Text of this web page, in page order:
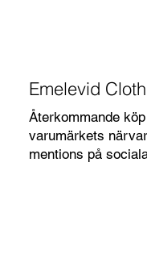
Emelevid
Återkommande
varumärkets
mentions på